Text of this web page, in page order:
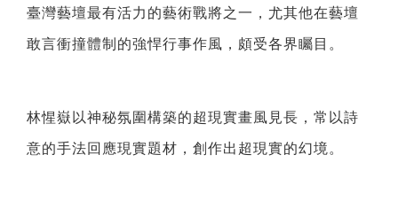
臺灣藝壇最有活力的藝術戰將之一，尤其他在藝壇
敢言衝撞體制的強悍行事作風，頗受各界矚目。
林惺嶽以神秘氛圍構築的超現實畫風見長，常以詩
意的手法回應現實題材，創作出超現實的幻境。